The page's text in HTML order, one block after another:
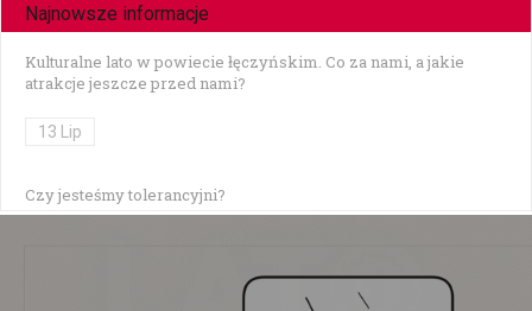
Najnowsze informacje
Kulturalne lato w powiecie łęczyńskim. Co za nami, a jakie
atrakcje jeszcze przed nami?
13 Lip
Czy jesteśmy tolerancyjni?
Czołowe zderzenie w Zezulinie Niższym — 19-latek stracił